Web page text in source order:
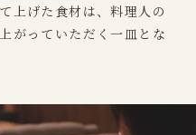
上げた食材は、料理人の
がっていただく一皿とな